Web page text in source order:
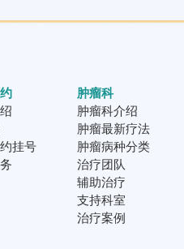
挂号
肿瘤科
肿瘤科介绍
肿瘤最新疗法
肿瘤病种分类
治疗团队
辅助治疗
支持科室
治疗案例